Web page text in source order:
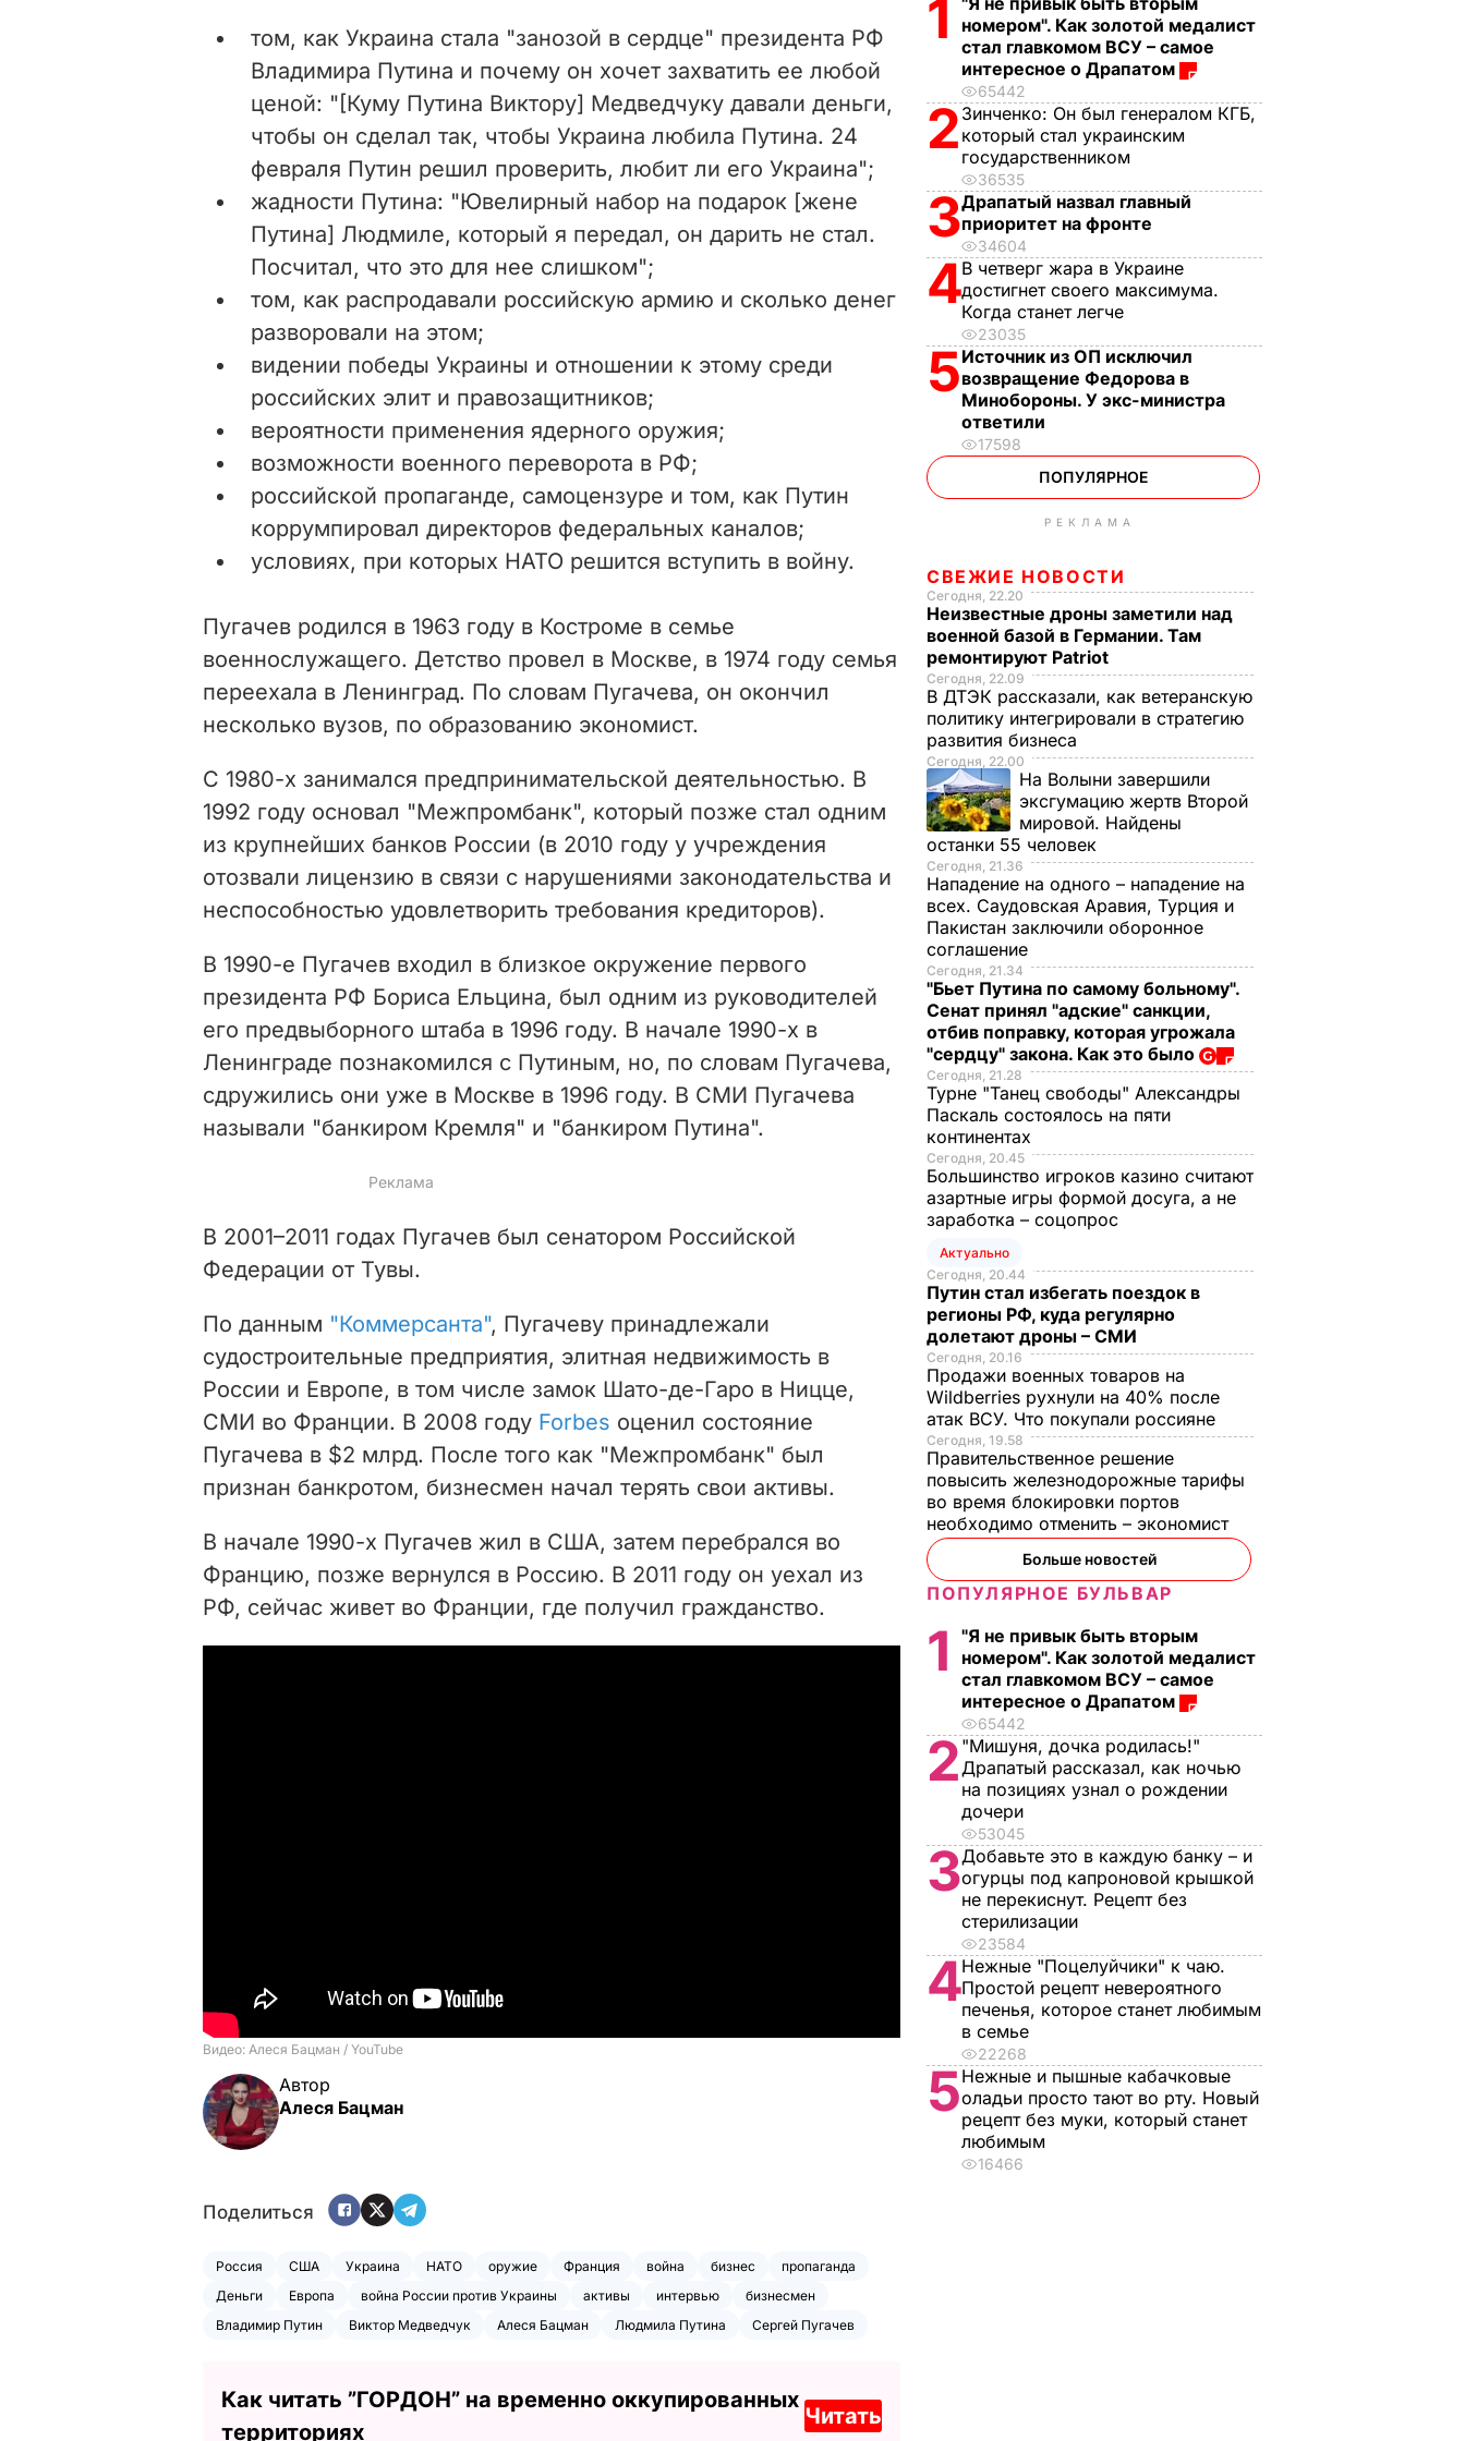
i
d
e
o
том, как Украина стала "занозой в сердце" президента РФ
Владимира Путина и почему он хочет захватить ее любой
ценой: "[Куму Путина Виктору] Медведчуку давали деньги,
чтобы он сделал так, чтобы Украина любила Путина. 24
февраля Путин решил проверить, любит ли его Украина";
жадности Путина: "Ювелирный набор на подарок [жене
Путина] Людмиле, который я передал, он дарить не стал.
Посчитал, что это для нее слишком";
том, как распродавали российскую армию и сколько денег
разворовали на этом;
видении победы Украины и отношении к этому среди
российских элит и правозащитников;
вероятности применения ядерного оружия;
возможности военного переворота в РФ;
российской пропаганде, самоцензуре и том, как Путин
коррумпировал директоров федеральных каналов;
условиях, при которых НАТО решится вступить в войну.
Пугачев родился в 1963 году в Костроме в семье
военнослужащего. Детство провел в Москве, в 1974 году семья
переехала в Ленинград. По словам Пугачева, он окончил
несколько вузов, по образованию экономист.
С 1980-х занимался предпринимательской деятельностью. В
1992 году основал "Межпромбанк", который позже стал одним
из крупнейших банков России (в 2010 году у учреждения
отозвали лицензию в связи с нарушениями законодательства и
неспособностью удовлетворить требования кредиторов).
В 1990-е Пугачев входил в близкое окружение первого
президента РФ Бориса Ельцина, был одним из руководителей
его предвыборного штаба в 1996 году. В начале 1990-х в
Ленинграде познакомился с Путиным, но, по словам Пугачева,
сдружились они уже в Москве в 1996 году. В СМИ Пугачева
называли "банкиром Кремля" и "банкиром Путина".
В 2001–2011 годах Пугачев был сенатором Российской
Федерации от Тувы.
По данным "Коммерсанта", Пугачеву принадлежали
судостроительные предприятия, элитная недвижимость в
России и Европе, в том числе замок Шато-де-Гаро в Ницце,
СМИ во Франции. В 2008 году Forbes оценил состояние
Пугачева в $2 млрд. После того как "Межпромбанк" был
признан банкротом, бизнесмен начал терять свои активы.
В начале 1990-х Пугачев жил в США, затем перебрался во
Францию, позже вернулся в Россию. В 2011 году он уехал из
РФ, сейчас живет во Франции, где получил гражданство.
Автор
Алеся Бацман
Поделиться
Россия США Украина НАТО оружие Франция война бизнес
пропаганда
Деньги
Европа война России против Украины активы интервью
бизнесмен
Владимир Путин
Виктор Медведчук Алеся Бацман Людмила Путина Сергей Пугачев
Как читать ”ГОРДОН” на временно оккупированных
территориях
Читать
1
номером". Как золотой медалист
стал главкомом ВСУ – самое
интересное о Драпатом
65442
2 Зинченко: Он был генералом КГБ,
который стал украинским
государственником
36535
3Драпатый назвал главный
приоритет на фронте
34604
4В четверг жара в Украине
достигнет своего максимума.
Когда станет легче
23035
5Источник из ОП исключил
возвращение Федорова в
Минобороны. У экс-министра
ответили
17598
ПОПУЛЯРНОЕ
РЕКЛАМА
СВЕЖИЕ НОВОСТИ
Сегодня, 22.20
Неизвестные дроны заметили над
военной базой в Германии. Там
ремонтируют Patriot
Сегодня, 22.09
В ДТЭК рассказали, как ветеранскую
политику интегрировали в стратегию
развития бизнеса
Сегодня, 22.00
На Волыни завершили
эксгумацию жертв Второй
мировой. Найдены
останки 55 человек
Сегодня, 21.36
Нападение на одного – нападение на
всех. Саудовская Аравия, Турция и
Пакистан заключили оборонное
соглашение
Сегодня, 21.34
"Бьет Путина по самому больному".
Сенат принял "адские" санкции,
отбив поправку, которая угрожала
"сердцу" закона. Как это было
Сегодня, 21.28
Турне "Танец свободы" Александры
Паскаль состоялось на пяти
континентах
Сегодня, 20.45
Большинство игроков казино считают
азартные игры формой досуга, а не
заработка – соцопрос
Актуально
Сегодня, 20.44
Путин стал избегать поездок в
регионы РФ, куда регулярно
долетают дроны – СМИ
Сегодня, 20.16
Продажи военных товаров на
Wildberries рухнули на 40% после
атак ВСУ. Что покупали россияне
Сегодня, 19.58
Правительственное решение
повысить железнодорожные тарифы
во время блокировки портов
необходимо отменить – экономист
Больше новостей
ПОПУЛЯРНОЕ БУЛЬВАР
1
"Я не привык быть вторым
номером". Как золотой медалист
стал главкомом ВСУ – самое
интересное о Драпатом
65442
2 "Мишуня, дочка родилась!"
Драпатый рассказал, как ночью
на позициях узнал о рождении
дочери
53045
3Добавьте это в каждую банку – и
огурцы под капроновой крышкой
не перекиснут. Рецепт без
стерилизации
23584
4Нежные "Поцелуйчики" к чаю.
Простой рецепт невероятного
печенья, которое станет любимым
в семье
22268
5Нежные и пышные кабачковые
оладьи просто тают во рту. Новый
рецепт без муки, который станет
любимым
16466